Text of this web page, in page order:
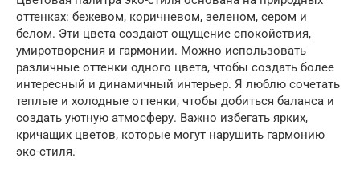
оттенках: бежевом, коричневом, зеленом, сером и
белом. Эти цвета создают ощущение спокойствия,
умиротворения и гармонии. Можно использовать
различные оттенки одного цвета, чтобы создать более
интересный и динамичный интерьер. Я люблю сочетать
теплые и холодные оттенки, чтобы добиться баланса и
создать уютную атмосферу. Важно избегать ярких,
кричащих цветов, которые могут нарушить гармонию
эко-стиля.